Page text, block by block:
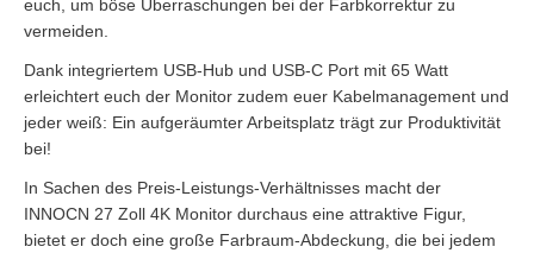
euch, um böse Überraschungen bei der Farbkorrektur zu
vermeiden.
Dank integriertem USB-Hub und USB-C Port mit 65 Watt
erleichtert euch der Monitor zudem euer Kabelmanagement und
jeder weiß: Ein aufgeräumter Arbeitsplatz trägt zur Produktivität
bei!
In Sachen des Preis-Leistungs-Verhältnisses macht der
INNOCN 27 Zoll 4K Monitor durchaus eine attraktive Figur,
bietet er doch eine große Farbraum-Abdeckung, die bei jedem